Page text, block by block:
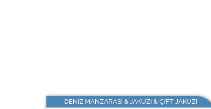
DENIZ MANZARASI & JAKUZI & ÇIFT JAKUZI